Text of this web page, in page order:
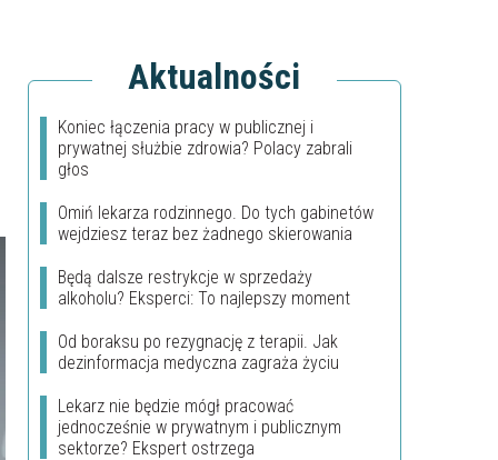
Aktualności
Koniec łączenia pracy w publicznej i
prywatnej służbie zdrowia? Polacy zabrali
głos
Omiń lekarza rodzinnego. Do tych gabinetów
wejdziesz teraz bez żadnego skierowania
Będą dalsze restrykcje w sprzedaży
alkoholu? Eksperci: To najlepszy moment
Od boraksu po rezygnację z terapii. Jak
dezinformacja medyczna zagraża życiu
Lekarz nie będzie mógł pracować
jednocześnie w prywatnym i publicznym
sektorze? Ekspert ostrzega